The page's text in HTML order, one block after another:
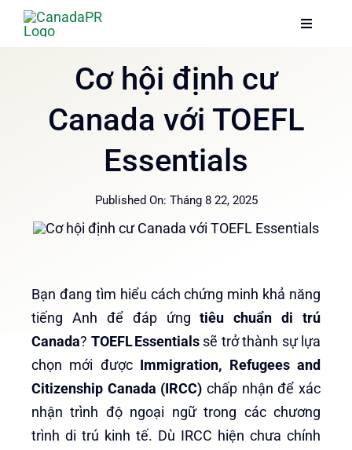
Skip
Toggle
Trang chủ
Dịch vụ
Thông tin
Toggle
Trang chủ
Dịch vụ
Thông tin
Cơ hội định cư
Canada với TOEFL
Essentials
Published On: Tháng 8 22, 2025
Bạn đang tìm hiểu cách chứng minh khả năng
tiếng Anh để đáp ứngtiêu chuẩn di trú
Canada? TOEFL Essentialssẽ trở thành sự lựa
chọn mới được Immigration, Refugees and
Citizenship Canada (IRCC) chấp nhận để xác
nhận trình độ ngoại ngữ trong các chương
trình di trú kinh tế. Dù IRCC hiện chưa chính